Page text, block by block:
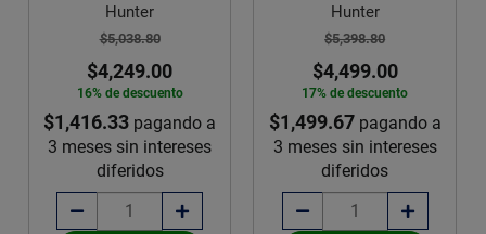
Hunter
$5,038.80
$4,249.00
16% de descuento
$1,416.33 pagando a
3 meses sin intereses
diferidos
Hunter
$5,398.80
$4,499.00
17% de descuento
$1,499.67pagando a
3 meses sin intereses
diferidos